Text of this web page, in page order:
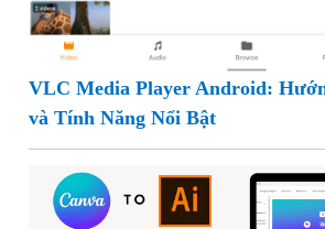
VLC Media Player Android:
và Tính Năng Nổi Bật